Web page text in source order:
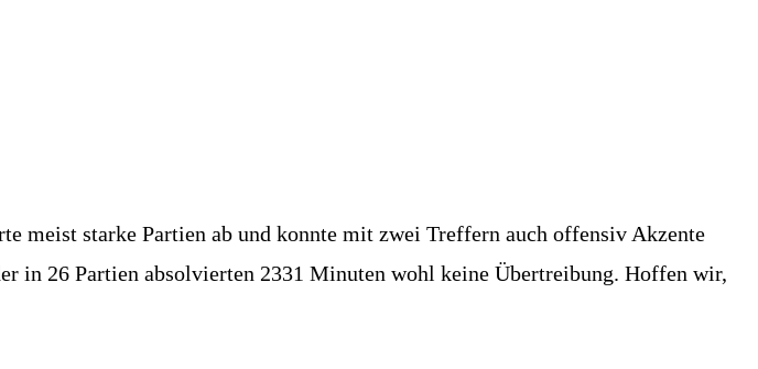
meist starke Partien ab und konnte mit zwei Treffern auch offensiv Akzente
in 26 Partien absolvierten 2331 Minuten wohl keine Übertreibung. Hoffen wir,